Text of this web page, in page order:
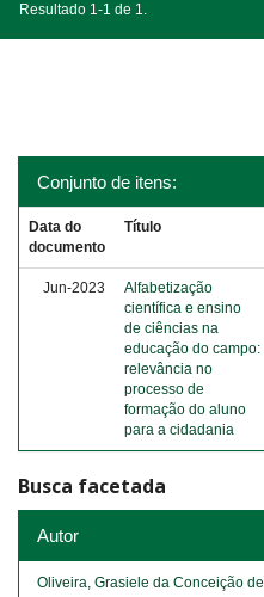
Resultado 1-1 de 1.
Conjunto de itens:
Data do
documento
Título
Jun-2023
Alfabetização
científica e ensino
de ciências na
educação do campo:
relevância no
processo de
formação do aluno
para a cidadania
Busca facetada
Autor
Oliveira, Grasiele da Conceição de